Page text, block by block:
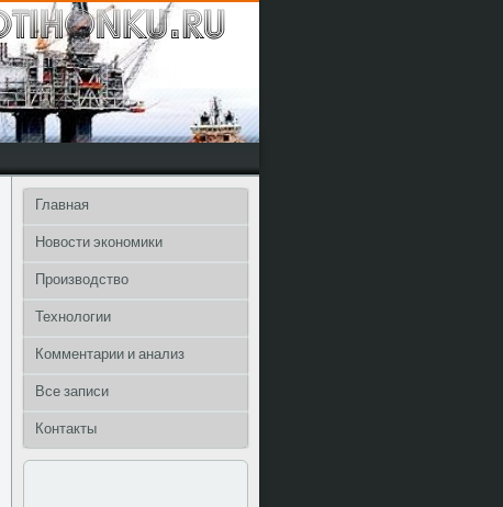
Главная
Новости экономики
Производство
Технологии
Комментарии и анализ
Все записи
Контакты